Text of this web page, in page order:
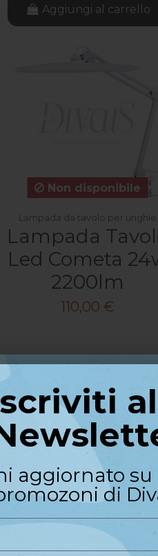
Aggiungi al carrello
Non disponibile
Lampada da tavolo per unghie
Lampada
Led Cometa
2200lm
110,00 €
Vedi il prodotto (Non
Disponibile)
un codice
del10%
acquisto
aggiornato su
di